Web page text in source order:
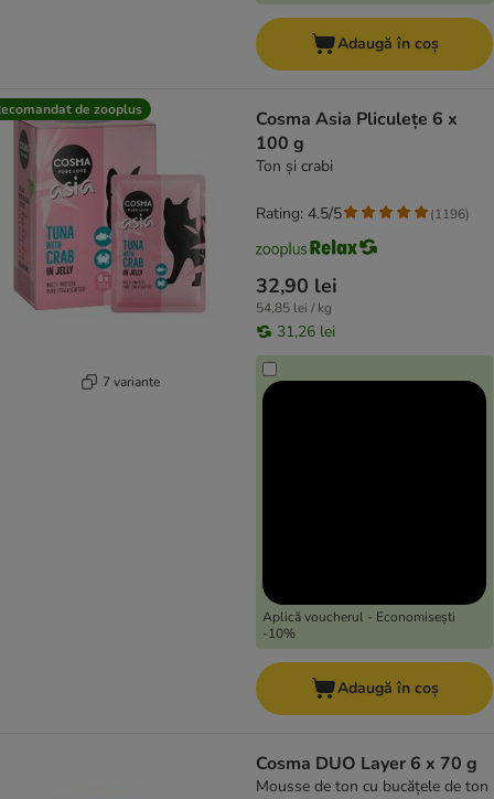
Adaugă în coș
de zooplus
7 variante
Cosma Asia Pliculețe 6 x
100 g
Ton și crabi
32,90 lei
54,85 lei / kg
31,26 lei
Aplică voucherul - Economisești
-10%
Rating: 4.5/5 (1196)
Adaugă în coș
Cosma DUO Layer 6 x 70 g
Mousse de ton cu bucățele de ton